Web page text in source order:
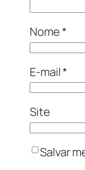
Nome*
E-mail*
Site
Salvar